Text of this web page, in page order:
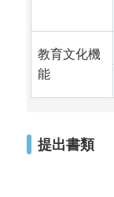
教育文化機
能
提出書類